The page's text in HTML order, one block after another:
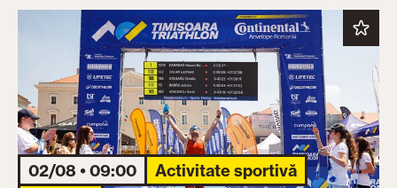
02/08 • 09:00
Activitate sportivă